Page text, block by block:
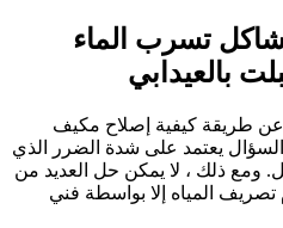
تسرب الماء
بالعيدابي
طريقة كيفية إصلاح مكيف
السؤال يعتمد على شدة الضرر الذي
ذلك ، لا يمكن حل العديد من
المياه إلا بواسطة فني